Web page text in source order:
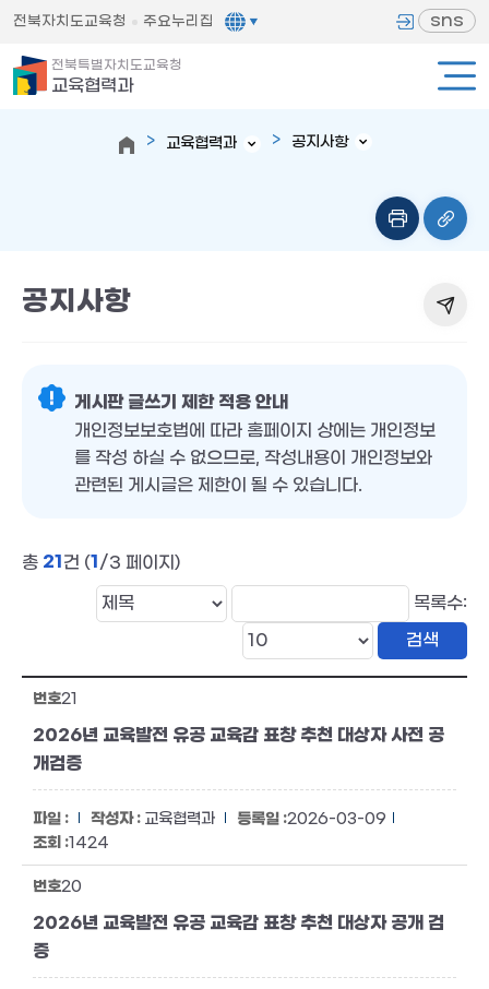
전북자치도교육청 주요누리집 sns
전북특별자치도교육청
교육협력과
교육협력과 공지사항
공지사항
게시판 글쓰기 제한 적용 안내
개인정보보호법에 따라 홈페이지 상에는 개인정보
를 작성 하실 수 없으므로, 작성내용이 개인정보와
관련된 게시글은 제한이 될 수 있습니다.
총 21건 (1/3 페이지)
목록수:
21
2026년 교육발전 유공 교육감 표창 추천 대상자 사전 공
개검증
교육협력과
2026-03-09
1424
20
2026년 교육발전 유공 교육감 표창 추천 대상자 공개 검
증